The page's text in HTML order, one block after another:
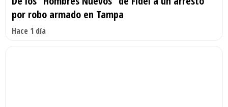
por robo armado en Tampa
Hace 1 día